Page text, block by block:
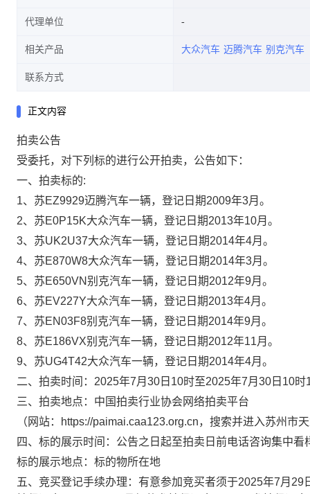
代理单位
相关产品 大众汽车 迈腾汽车 别克汽车
联系方式
正文内容
拍卖公告
受委托，对下列标的进行公开拍卖，公告如下：
一、拍卖标的:
1、苏EZ9929迈腾汽车一辆，登记日期2009年3月。
2、苏E0P15K大众汽车一辆，登记日期2013年10月。
3、苏UK2U37大众汽车一辆，登记日期2014年4月。
4、苏E870W8大众汽车一辆，登记日期2014年3月。
5、苏E650VN别克汽车一辆，登记日期2012年9月。
6、苏EV227Y大众汽车一辆，登记日期2013年4月。
7、苏EN03F8别克汽车一辆，登记日期2014年9月。
8、苏E186VX别克汽车一辆，登记日期2012年11月。
9、苏UG4T42大众汽车一辆，登记日期2014年4月。
二、拍卖时间： 2025年7月30日10时至2025年7月30日10时
三、拍卖地点： 中国拍卖行业协会网络拍卖平台
（网站：https://paimai.caa123.org.cn，搜索并进入苏州市
四、标的展示时间： 公告之日起至拍卖日前电话咨询集中看
标的展示地点： 标的物所在地
五、竞买登记手续办理： 有意参加竞买者须于2025年7月29